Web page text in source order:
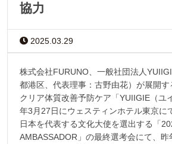
協力
2025.03.29
株式会社FURUNO、一般社団法人
都港区、代表理事：古野由花）が展開
クリア体質改善予防ケア「YUIIGIE（ユ
年3月27日にウェスティンホテル東京に
日本を代表する文化大使を選出する「
AMBASSADOR」の最終選考会にて、昨